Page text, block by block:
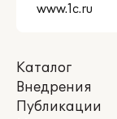
Каталог
Внедрения
Публикации